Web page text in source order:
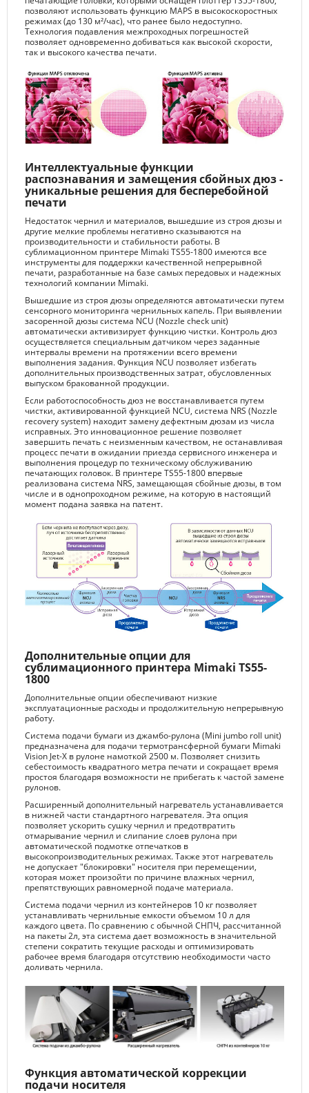
позволяют использовать функцию MAPS в высокоскоростных
режимах (до 130 м²/час), что ранее было недоступно.
Технология подавления межпроходных погрешностей
позволяет одновременно добиваться как высокой скорости,
так и высокого качества печати.
Интеллектуальные функции
распознавания и замещения сбойных дюз -
уникальные решения для бесперебойной
печати
Недостаток чернил и материалов, вышедшие из строя дюзы и
другие мелкие проблемы негативно сказываются на
производительности и стабильности работы. В
сублимационном принтере Mimaki TS55-1800 имеются все
инструменты для поддержки качественной непрерывной
печати, разработанные на базе самых передовых и надежных
технологий компании Mimaki.
Вышедшие из строя дюзы определяются автоматически путем
сенсорного мониторинга чернильных капель. При выявлении
засоренной дюзы система NCU (Nozzle check unit)
автоматически активизирует функцию чистки. Контроль дюз
осуществляется специальным датчиком через заданные
интервалы времени на протяжении всего времени
выполнения задания. Функция NCU позволяет избегать
дополнительных производственных затрат, обусловленных
выпуском бракованной продукции.
Если работоспособность дюз не восстанавливается путем
чистки, активированной функцией NCU, система NRS (Nozzle
recovery system) находит замену дефектным дюзам из числа
исправных. Это инновационное решение позволяет
завершить печать с неизменным качеством, не останавливая
процесс печати в ожидании приезда сервисного инженера и
выполнения процедур по техническому обслуживанию
печатающих головок. В принтере TS55-1800 впервые
реализована система NRS, замещающая сбойные дюзы, в том
числе и в однопроходном режиме, на которую в настоящий
момент подана заявка на патент.
Дополнительные опции для
сублимационного принтера Mimaki TS55-
1800
Дополнительные опции обеспечивают низкие
эксплуатационные расходы и продолжительную непрерывную
работу.
Система подачи бумаги из джамбо-рулона (Mini jumbo roll unit)
предназначена для подачи термотрансферной бумаги Mimaki
Vision Jet-X в рулоне намоткой 2500 м. Позволяет снизить
себестоимость квадратного метра печати и сокращает время
простоя благодаря возможности не прибегать к частой замене
рулонов.
Расширенный дополнительный нагреватель устанавливается
в нижней части стандартного нагревателя. Эта опция
позволяет ускорить сушку чернил и предотвратить
отмарывание чернил и слипание слоев рулона при
автоматической подмотке отпечатков в
высокопроизводительных режимах. Также этот нагреватель
не допускает "блокировки" носителя при перемещении,
которая может произойти по причине влажных чернил,
препятствующих равномерной подаче материала.
Система подачи чернил из контейнеров 10 кг позволяет
устанавливать чернильные емкости объемом 10 л для
каждого цвета. По сравнению с обычной СНПЧ, рассчитанной
на пакеты 2л, эта система дает возможность в значительной
степени сократить текущие расходы и оптимизировать
рабочее время благодаря отсутствию необходимости часто
доливать чернила.
Функция автоматической коррекции
подачи носителя